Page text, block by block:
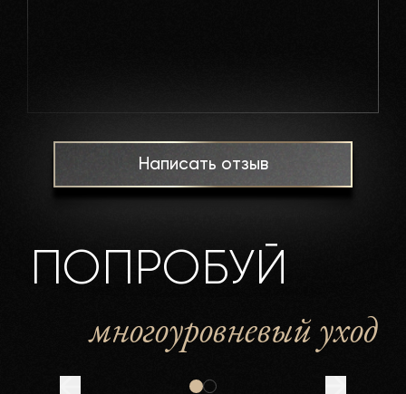
Написать отзыв
ПОПРОБУЙ
многоуровневый уход